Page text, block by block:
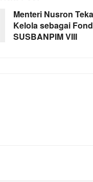
Menteri Nusron
Kelola sebagai
SUSBANPIM VIII